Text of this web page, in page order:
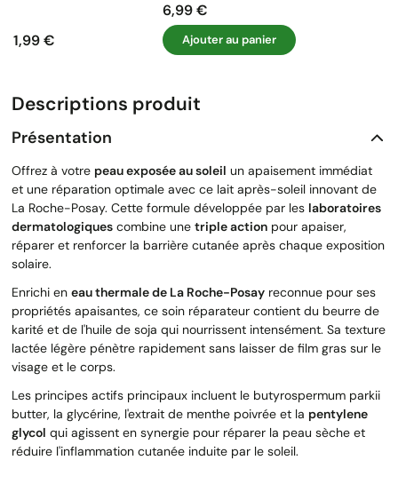
Prix
1,99 €
Prix
6,99 €
Ajouter au panier
Descriptions produit
Présentation
Offrez à votre peau exposée au soleil un apaisement immédiat
et une réparation optimale avec ce lait après-soleil innovant de
La Roche-Posay. Cette formule développée par les laboratoires
dermatologiques combine une triple action pour apaiser,
réparer et renforcer la barrière cutanée après chaque exposition
solaire.
Enrichi en eau thermale de La Roche-Posay reconnue pour ses
propriétés apaisantes, ce soin réparateur contient du beurre de
karité et de l'huile de soja qui nourrissent intensément. Sa texture
lactée légère pénètre rapidement sans laisser de film gras sur le
visage et le corps.
Les principes actifs principaux incluent le butyrospermum parkii
butter, la glycérine, l'extrait de menthe poivrée et la pentylene
glycol qui agissent en synergie pour réparer la peau sèche et
réduire l'inflammation cutanée induite par le soleil.